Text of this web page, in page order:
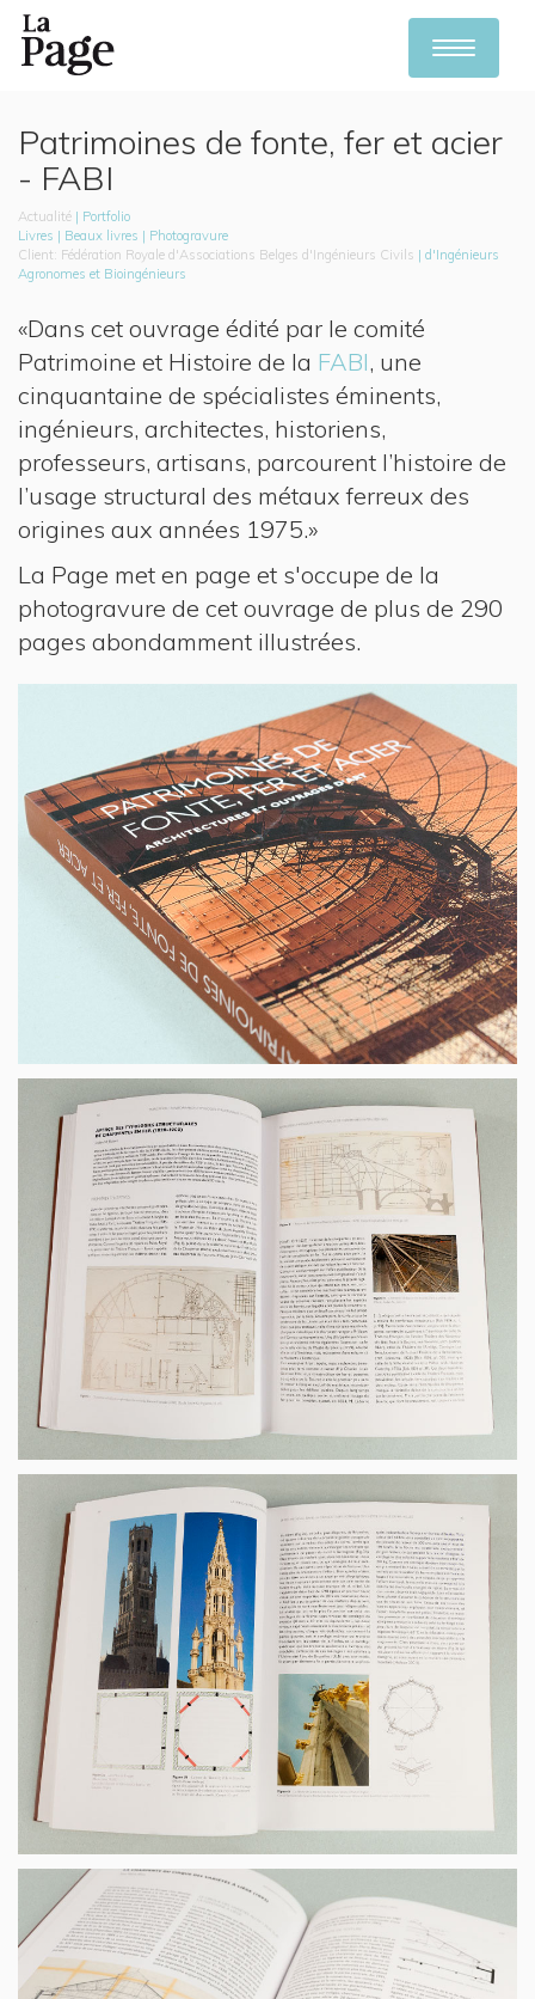
main
content
Toggle
navigation
Patrimoines de fonte, fer et acier
- FABI
Actualité
Portfolio
Livres
Beaux livres
Photogravure
Fédération Royale d'Associations Belges d'Ingénieurs Civils
d'Ingénieurs
Agronomes et Bioingénieurs
«Dans cet ouvrage édité par le comité
Patrimoine et Histoire de la FABI, une
cinquantaine de spécialistes éminents,
ingénieurs, architectes, historiens,
professeurs, artisans, parcourent l’histoire de
l’usage structural des métaux ferreux des
origines aux années 1975.»
La Page met en page et s'occupe de la
photogravure de cet ouvrage de plus de 290
pages abondamment illustrées.